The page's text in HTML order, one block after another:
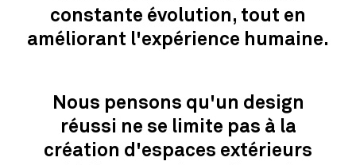
constante évolution, tout en
améliorant l'expérience humaine.
Nous pensons qu'un design
réussi ne se limite pas à la
création d'espaces extérieurs